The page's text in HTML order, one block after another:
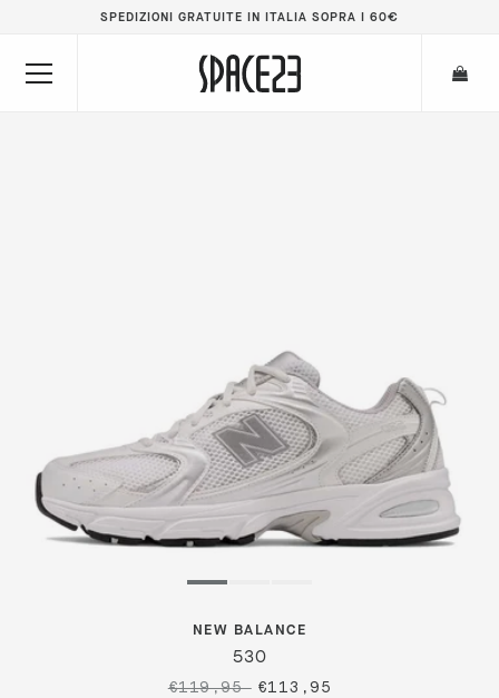
SPEDIZIONI GRATUITE IN ITALIA SOPRA I 60€
NEW BALANCE
530
€119,95 €113,95